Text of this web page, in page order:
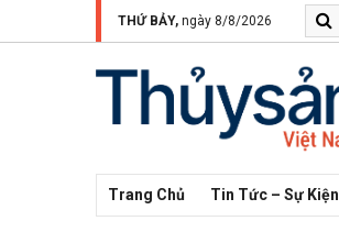
THỨ BẢY, ngày 8/8/2026
Trang Chủ Tin Tức – Sự Kiện